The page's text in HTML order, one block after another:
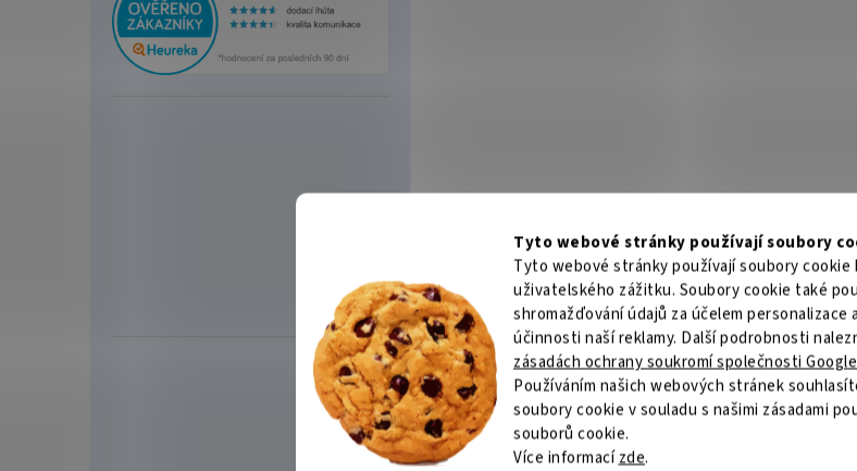
Tyto webové stránky používají soubory
Tyto webové stránky používají soubory cookie
uživatelského zážitku. Soubory cookie také
shromažďování údajů za účelem personalizace
účinnosti naší reklamy. Další podrobnosti
zásadách ochrany soukromí společnosti Google
Používáním našich webových stránek
soubory cookie v souladu s našimi zásadami
souborů cookie.
Více informacízde.